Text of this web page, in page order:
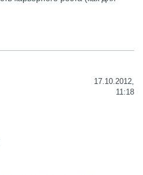
17.10.2012,
11:18